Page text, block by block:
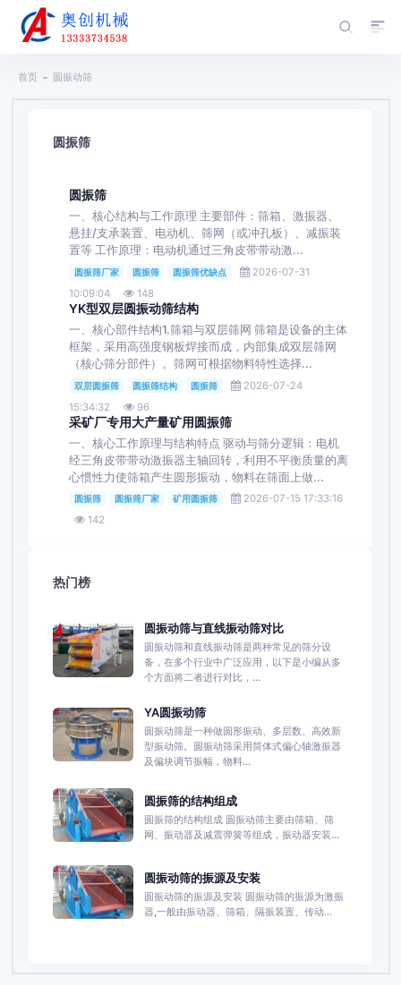
首页 圆振动筛
圆振筛
圆振筛
一、核心结构与工作原理 主要部件：筛箱、激振器、
悬挂/支承装置、电动机、筛网（或冲孔板）、减振装
置等 工作原理：电动机通过三角皮带带动激...
圆振筛厂家 圆振筛 圆振筛优缺点
2026-07-31
10:09:04
148
YK型双层圆振动筛结构
一、核心部件结构1.筛箱与双层筛网 筛箱是设备的主体
框架，采用高强度钢板焊接而成，内部集成双层筛网
（核心筛分部件）。筛网可根据物料特性选择...
双层圆振筛 圆振筛结构 圆振筛
2026-07-24
15:34:32
96
采矿厂专用大产量矿用圆振筛
一、核心工作原理与结构特点 驱动与筛分逻辑：电机
经三角皮带带动激振器主轴回转，利用不平衡质量的离
心惯性力使筛箱产生圆形振动，物料在筛面上做...
圆振筛 圆振筛厂家 矿用圆振筛
2026-07-15 17:33:16
142
热门榜
圆振动筛与直线振动筛对比
圆振动筛和直线振动筛是两种常见的筛分设
备，在多个行业中广泛应用，以下是小编从多
个方面将二者进行对比，...
YA圆振动筛
圆振动筛是一种做圆形振动、多层数、高效新
型振动筛。圆振动筛采用筒体式偏心轴激振器
及偏块调节振幅，物料...
圆振筛的结构组成
圆振筛的结构组成 圆振动筛主要由筛箱、筛
网、振动器及减震弹簧等组成，振动器安装...
圆振动筛的振源及安装
圆振动筛的振源及安装 圆振动筛的振源为激振
器,一般由振动器、筛箱、隔振装置、传动...